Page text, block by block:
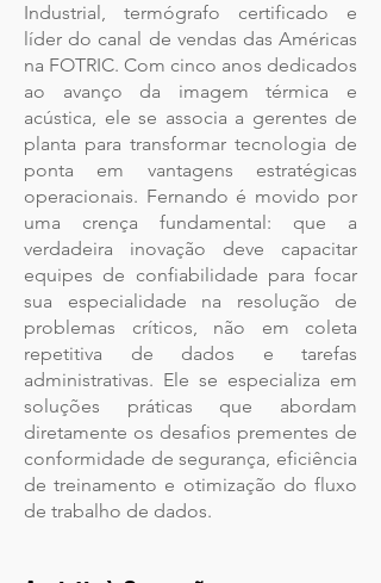
Industrial, termógrafo certificado e
líder do canal de vendas das Américas
na FOTRIC. Com cinco anos dedicados
ao avanço da imagem térmica e
acústica, ele se associa a gerentes de
planta para transformar tecnologia de
ponta em vantagens estratégicas
operacionais. Fernando é movido por
uma crença fundamental: que a
verdadeira inovação deve capacitar
equipes de confiabilidade para focar
sua especialidade na resolução de
problemas críticos, não em coleta
repetitiva de dados e tarefas
administrativas. Ele se especializa em
soluções práticas que abordam
diretamente os desafios prementes de
conformidade de segurança, eficiência
de treinamento e otimização do fluxo
de trabalho de dados.